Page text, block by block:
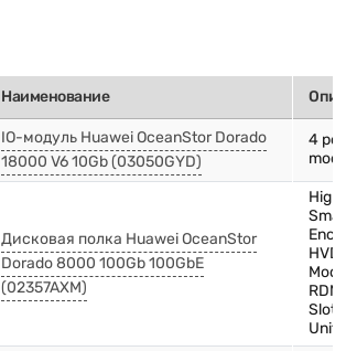
Наименование
IO-модуль Huawei OceanStor Dorado
18000 V6 10Gb (03050GYD)
4
Дисковая полка Huawei OceanStor
Dorado 8000 100Gb 100GbE
(02357AXM)